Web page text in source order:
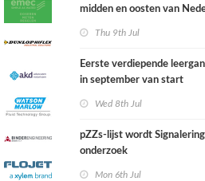
midden en oosten van
Thu 9th Jul
Eerste verdiepende
in september van start
Wed 8th Jul
pZZs-lijst wordt
onderzoek
Mon 6th Jul